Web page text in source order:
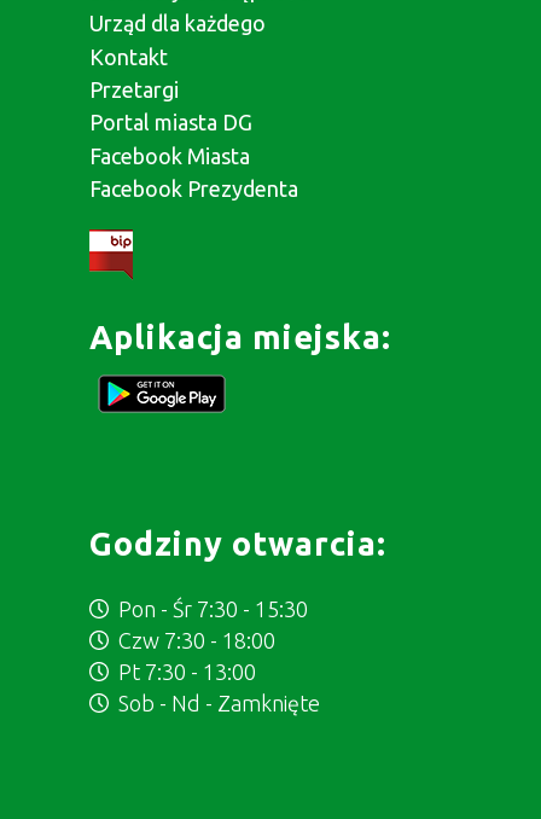
Urząd dla każdego
Kontakt
Przetargi
Portal miasta DG
Facebook Miasta
Facebook Prezydenta
Aplikacja miejska:
Godziny otwarcia:
Pon - Śr 7:30 - 15:30
Czw 7:30 - 18:00
Pt 7:30 - 13:00
Sob - Nd - Zamknięte